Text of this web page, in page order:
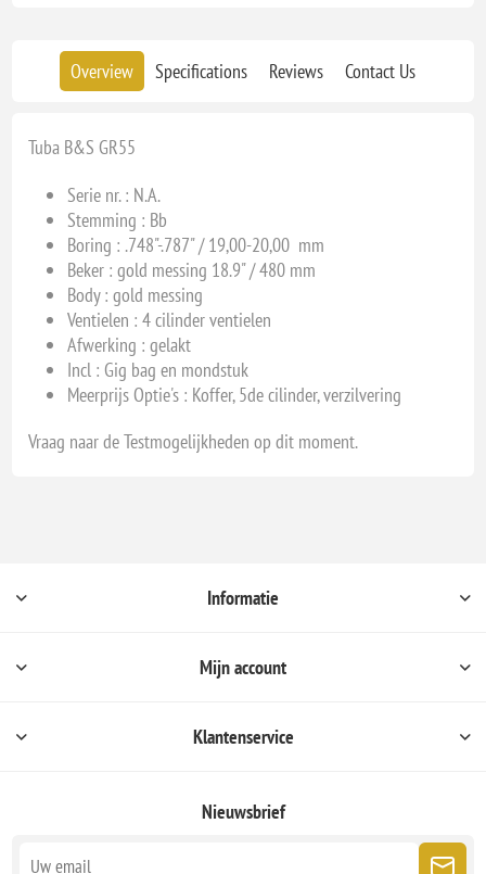
Overview Specifications Reviews Contact Us
Tuba B&S GR55
Serie nr. : N.A.
Stemming : Bb
Boring : .748"-.787" / 19,00-20,00 mm
Beker : gold messing 18.9" / 480 mm
Body : gold messing
Ventielen : 4 cilinder ventielen
Afwerking : gelakt
Incl : Gig bag en mondstuk
Meerprijs Optie's : Koffer, 5de cilinder, verzilvering
Vraag naar de Testmogelijkheden op dit moment.
Informatie
Mijn account
Klantenservice
Nieuwsbrief